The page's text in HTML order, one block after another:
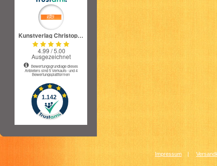
Impressum |